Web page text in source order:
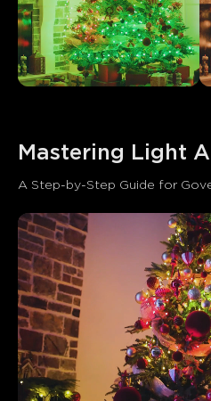
Mastering Light
A Step-by-Step Guide for